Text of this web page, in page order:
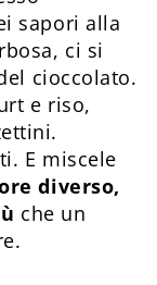
sapori alla
ci si
cioccolato.
e riso,
E miscele
diverso,
che un